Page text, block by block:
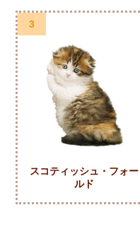
3
スコティッシュ・フォー
ルド